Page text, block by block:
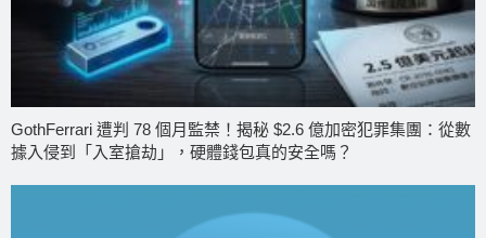
GothFerrari 遭判 78 個月監禁！揭秘 $2.6 億加密犯罪集團：從數
據入侵到「入室搶劫」，硬體錢包真的安全嗎？